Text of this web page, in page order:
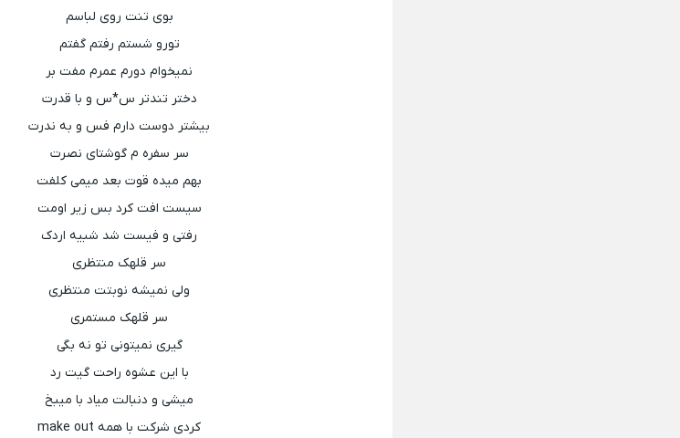
بوی تنت روی لباسم
تورو شستم رفتم گفتم
نمیخوام دورم عمرم مفت بر
دختر تندتر س*س و با قدرت
بیشتر دوست دارم فس و به ندرت
سر سفره م گوشتای نصرت
بهم میده قوت بعد میمی کلفت
سیست افت کرد بس زیر اومت
رفتی و فیست شد شبیه اردک
سر قلهک منتظری
ولی نمیشه نوبتت منتظری
سر قلهک مستمری
گیری نمیتونی تو نه بگی
با این عشوه راحت گیت رد
میشی و دنبالت میاد با میبخ
کردی شرکت با همه make out